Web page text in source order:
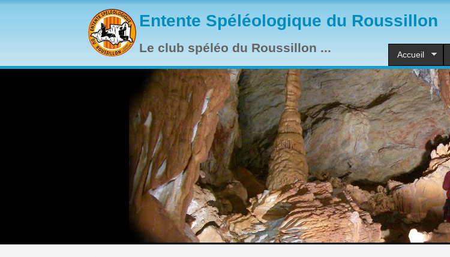
Aller au contenu principal
Entente Spéléologique du Roussillon
Le club spéléo du Roussillon ... Accueil